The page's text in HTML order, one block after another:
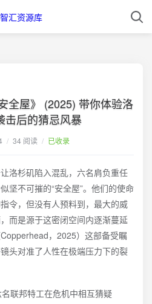
全屋》 (2025) 带你体验洛
击后的猜忌风暴
/ 34 阅读 / 已收录
洛杉矶陷入混乱，六名肩负重任
坚不可摧的“安全屋”。他们的使命
令，但没有人预料到，最大的威
而是源于这密闭空间内逐渐蔓延
，2025）这部备受瞩
头对准了人性在极端压力下的裂